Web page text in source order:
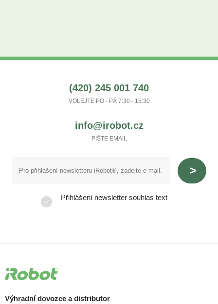
(420) 245 001 740
VOLEJTE PO - PÁ 7:30 - 15:30
info@irobot.cz
PIŠTE EMAIL
Přihlášení newsletter souhlas text
Výhradní dovozce a distributor